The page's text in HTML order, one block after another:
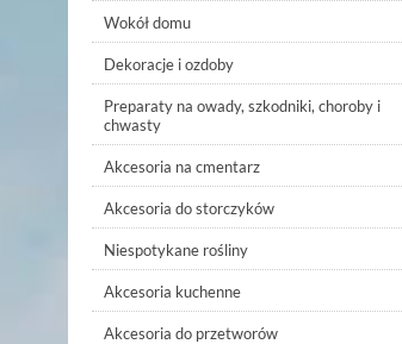
Wokół domu
Dekoracje i ozdoby
Preparaty na owady, szkodniki, choroby i
chwasty
Akcesoria na cmentarz
Akcesoria do storczyków
Niespotykane rośliny
Akcesoria kuchenne
Akcesoria do przetworów